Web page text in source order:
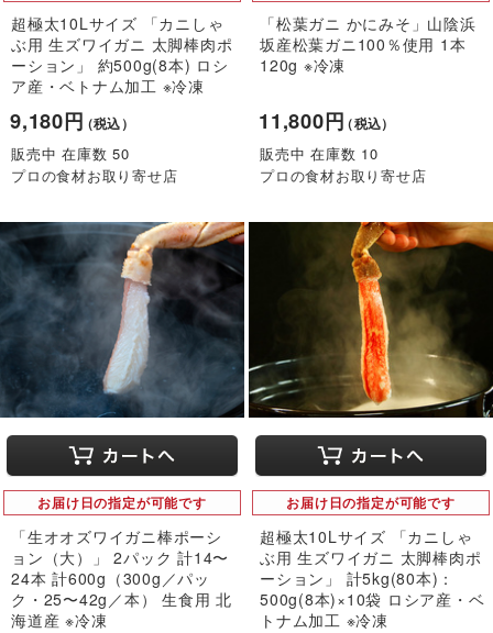
超極太10Lサイズ 「カニしゃ
ぶ用 生ズワイガニ 太脚棒肉ポ
ーション」 約500g(8本) ロシ
ア産・ベトナム加工 ※冷凍
9,180円（税込）
販売中 在庫数 50
プロの食材お取り寄せ店
「松葉ガニ かにみそ」山陰浜
坂産松葉ガニ100％使用 1本
120g ※冷凍
11,800円（税込）
販売中 在庫数 10
プロの食材お取り寄せ店
お届け日の指定が可能です
「生オオズワイガニ棒ポーシ
ョン（大）」 2パック 計14〜
24本 計600g（300g／パッ
ク・25〜42g／本） 生食用 北
海道産 ※冷凍
お届け日の指定が可能です
超極太10Lサイズ 「カニしゃ
ぶ用 生ズワイガニ 太脚棒肉ポ
ーション」 計5kg(80本)：
500g(8本)×10袋 ロシア産・ベ
トナム加工 ※冷凍